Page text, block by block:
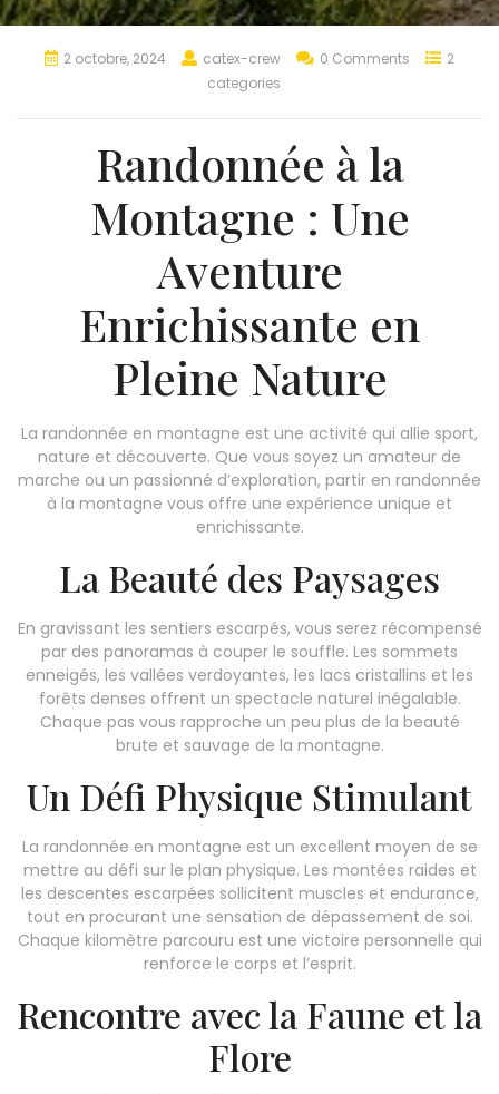
2 octobre, 2024 catex-crew 0 Comments
2
categories
Randonnée à la
Montagne : Une
Aventure
Enrichissante en
Pleine Nature
La randonnée en montagne est une activité qui allie sport,
nature et découverte. Que vous soyez un amateur de
marche ou un passionné d’exploration, partir en randonnée
à la montagne vous offre une expérience unique et
enrichissante.
La Beauté des Paysages
En gravissant les sentiers escarpés, vous serez récompensé
par des panoramas à couper le souffle. Les sommets
enneigés, les vallées verdoyantes, les lacs cristallins et les
forêts denses offrent un spectacle naturel inégalable.
Chaque pas vous rapproche un peu plus de la beauté
brute et sauvage de la montagne.
Un Défi Physique Stimulant
La randonnée en montagne est un excellent moyen de se
mettre au défi sur le plan physique. Les montées raides et
les descentes escarpées sollicitent muscles et endurance,
tout en procurant une sensation de dépassement de soi.
Chaque kilomètre parcouru est une victoire personnelle qui
renforce le corps et l’esprit.
Rencontre avec la Faune et la
Flore